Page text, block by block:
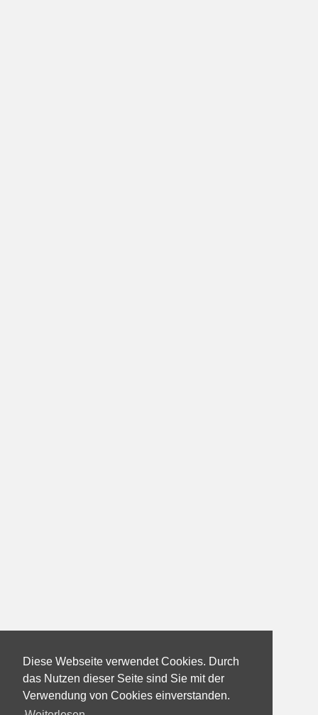
Diese Webseite verwendet Cookies. Durch
das Nutzen dieser Seite sind Sie mit der
Verwendung von Cookies einverstanden.